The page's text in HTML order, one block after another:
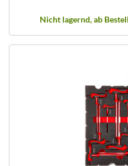
Nicht lagernd, ab